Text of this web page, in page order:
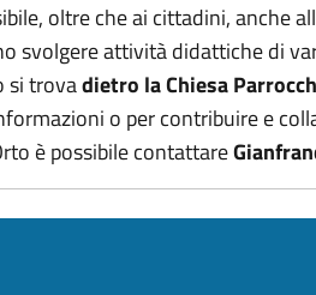
oltre che ai cittadini, anche
svolgere attività didattiche di
si trovadietro la Chiesa
o per contribuire e
è possibile contattare